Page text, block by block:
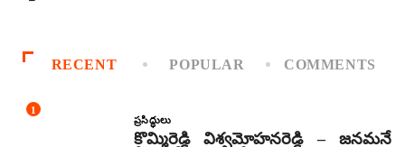
RECENT POPULAR COMMENTS
1
ప్రసిద్ధులు
కొమ్మిరెడ్డి విశ్వమోహనరెడ్డి – జనమనే